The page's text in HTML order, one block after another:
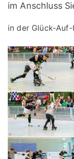
im Anschluss
in der Glück-